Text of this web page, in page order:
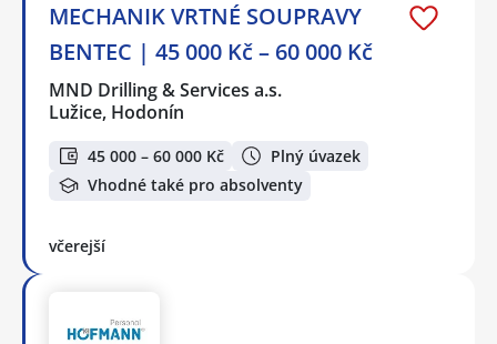
MECHANIK VRTNÉ SOUPRAVY
BENTEC | 45 000 Kč – 60 000 Kč
MND Drilling & Services a.s.
Lužice, Hodonín
45 000 – 60 000 Kč
Plný úvazek
Vhodné také pro absolventy
včerejší